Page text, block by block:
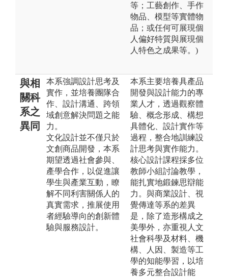
等；工藝創作、手作
物品、模型等實體物
品；或任何可展現個
人偏好特質與展現個
人特色之成果等。)
與相
關科
系之
異同
本系強調設計思考及
實作，並培養團隊合
作、設計溝通、跨領
域創意解決問題之能
力。
文化設計並不僅只於
文創商品開發，本系
期望透過社會參與、
產學合作，以促進讓
學生與產業互動，瞭
解不同利害關係人的
真實需求，推展使用
者經驗導向的創新體
驗與服務設計。
本系主要培養具產品
開發與設計能力的專
業人才，透過觀察體
驗、概念形成、構想
具體化、設計實作等
過程，整合地訓練設
計思考與實作能力。
核心設計課程採多位
教師小組討論教學，
能扎實地鍛鍊思辯能
力。與商業設計、視
覺傳達等系的差異
是，除了造形構成之
美學外，亦重視人文
社會科學及材料、機
構、人因、製造等工
學的知能學習，以培
養多元整合設計能